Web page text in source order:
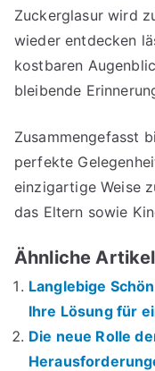
Zuckerglasur wird
wieder entdecken
kostbaren
bleibende
Zusammengefasst
perfekte
einzigartige Weise
das Eltern sowie
Ähnliche
Langlebige
Ihre Lösung für
Die neue Rolle